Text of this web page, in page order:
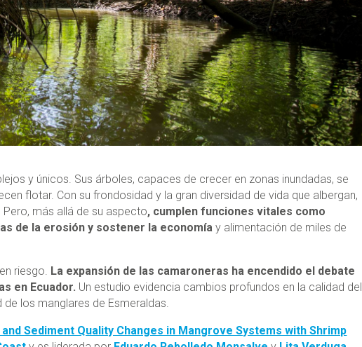
y únicos. Sus árboles, capaces de crecer en zonas inundadas, se
flotar. Con su frondosidad y la gran diversidad de vida que albergan,
más allá de su aspecto, cumplen funciones vitales como
de la erosión y sostener la economía y alimentación de miles de
riesgo. La expansión de las camaroneras ha encendido el debate
en Ecuador. Un estudio evidencia cambios profundos en la calidad del
los manglares de Esmeraldas.
Sediment Quality Changes in Mangrove Systems with Shrimp